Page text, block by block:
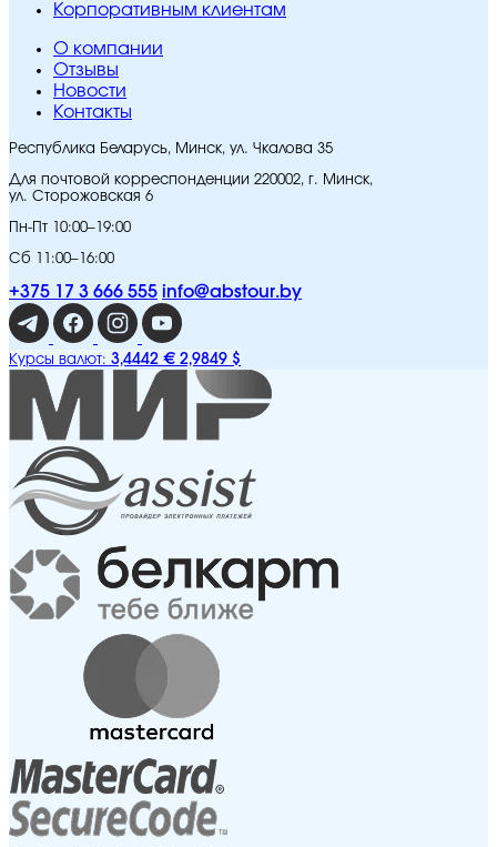
Корпоративным клиентам
O компании
Отзывы
Новости
Контакты
Республика Беларусь, Минск, ул. Чкалова 35
Для почтовой корреспонденции 220002, г. Минск,
ул. Сторожовская 6
Пн-Пт 10:00–19:00
Сб 11:00–16:00
+375 17 3 666 555 info@abstour.by
Курсы валют: 3,4442 € 2,9849 $